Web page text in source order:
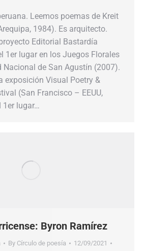
Leemos poemas de Kreit
1984). Es arquitecto.
Editorial Bastardía
1er lugar en los Juegos Florales
Nacional de San Agustín (2007).
exposición Visual Poetry &
(San Francisco – EEUU,
1er lugar…
Byron Ramírez
By Círculo de poesía
12/09/2021